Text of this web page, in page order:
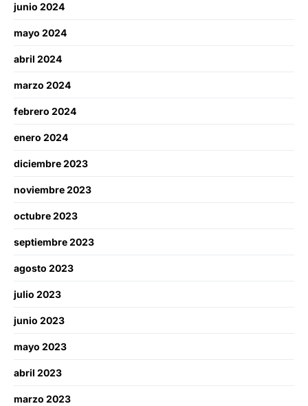
junio 2024
mayo 2024
abril 2024
marzo 2024
febrero 2024
enero 2024
diciembre 2023
noviembre 2023
octubre 2023
septiembre 2023
agosto 2023
julio 2023
junio 2023
mayo 2023
abril 2023
marzo 2023